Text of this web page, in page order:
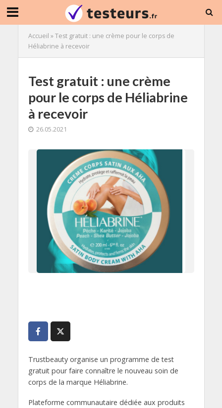
Accueil »Test gratuit : une crème pour le corps de
Héliabrine à recevoir
Test gratuit : une crème
pour le corps de Héliabrine
à recevoir
26.05.2021
Trustbeauty organise un programme de test
gratuit pour faire connaître le nouveau soin de
corps de la marque Héliabrine.
Plateforme communautaire dédiée aux produits